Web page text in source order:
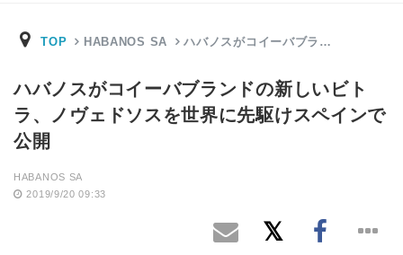
TOP HABANOS SA ハバノスがコイーバブラ…
ハバノスがコイーバブランドの新しいビト
ラ、ノヴェドソスを世界に先駆けスペインで
公開
HABANOS SA
2019/9/20 09:33